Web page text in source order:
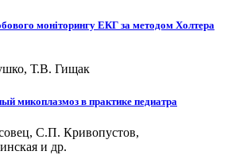
моніторингу ЕКГ за методом Холтера
Т.В. Гищак
микоплазмоз в практике педиатра
С.П. Кривопустов,
и др.